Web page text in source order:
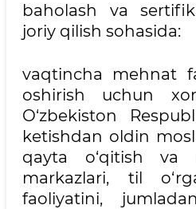
baholash va
joriy qilish sohasida:
vaqtincha mehnat
oshirish uchun
O‘zbekiston
ketishdan oldin
qayta o‘qitish va
markazlari, til
faoliyatini,